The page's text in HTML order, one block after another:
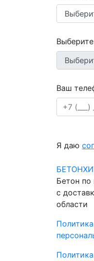
Ваш
Я даю
Бетон по
с
области